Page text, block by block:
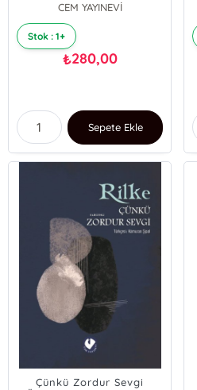
CEM YAYINEVİ
Stok : 1+
₺280,00
Sepete Ekle
Çünkü Zordur Sevgi